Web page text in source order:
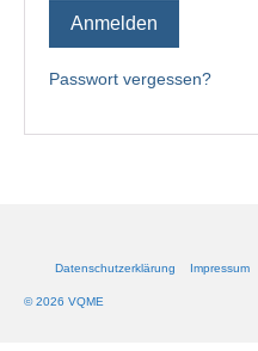
Anmelden
Passwort vergessen?
Datenschutzerklärung Impressum
© 2026 VQME